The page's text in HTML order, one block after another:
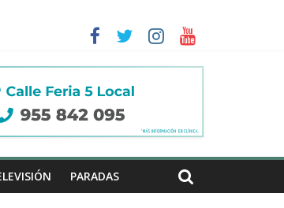
de Arahal
PARADAS